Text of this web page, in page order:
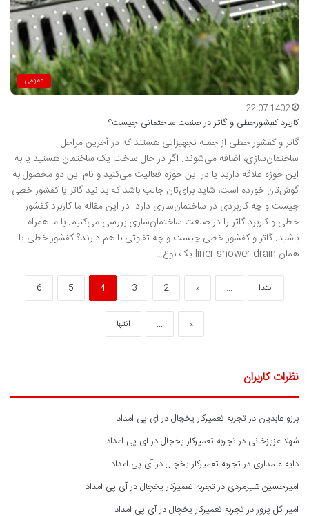
عمومی
22-07-1402
کاربرد کفشورخطی و گاتر در صنعت ساختمانی چیست؟
گاتر و کفشور خطی از جمله تجهیزاتی هستند که در آخرین مراحل
ساختمان‌سازی، اضافه می‌شوند. اگر در حال ساخت یک ساختمان هستید یا به
این حوزه علاقه دارید یا در این حوزه فعالیت می‌کنید و نام این دو محصول به
گوش‌تان خورده است، شاید برای‌تان جالب باشد که بدانید گاتر یا کفشور خطی
چیست و چه کاربردی در ساختمان‌سازی دارد. در این مقاله ما کاربرد کفشور
خطی و کاربرد گاتر را در صنعت ساختمان‌سازی بررسی می‌کنیم. با ما همراه
باشید. گاتر و کفشور خطی چیست و چه تفاوتی با هم دارند؟ کفشور خطی یا
همان liner shower drain یک نوع…
ابتدا ...
«
2
3
4
5
6
»
... انتها
نظرات کاربران
برزو عابدیان درتجربه تعمیرکار یخچال در آی پی امداد
شهلا عزیزخانی درتجربه تعمیرکار یخچال در آی پی امداد
دایه علمداری درتجربه تعمیرکار یخچال در آی پی امداد
امیرحسین شیرمردی درتجربه تعمیرکار یخچال در آی پی امداد
امیر گل پروردرتجربه تعمیرکار یخچال در آی پی امداد